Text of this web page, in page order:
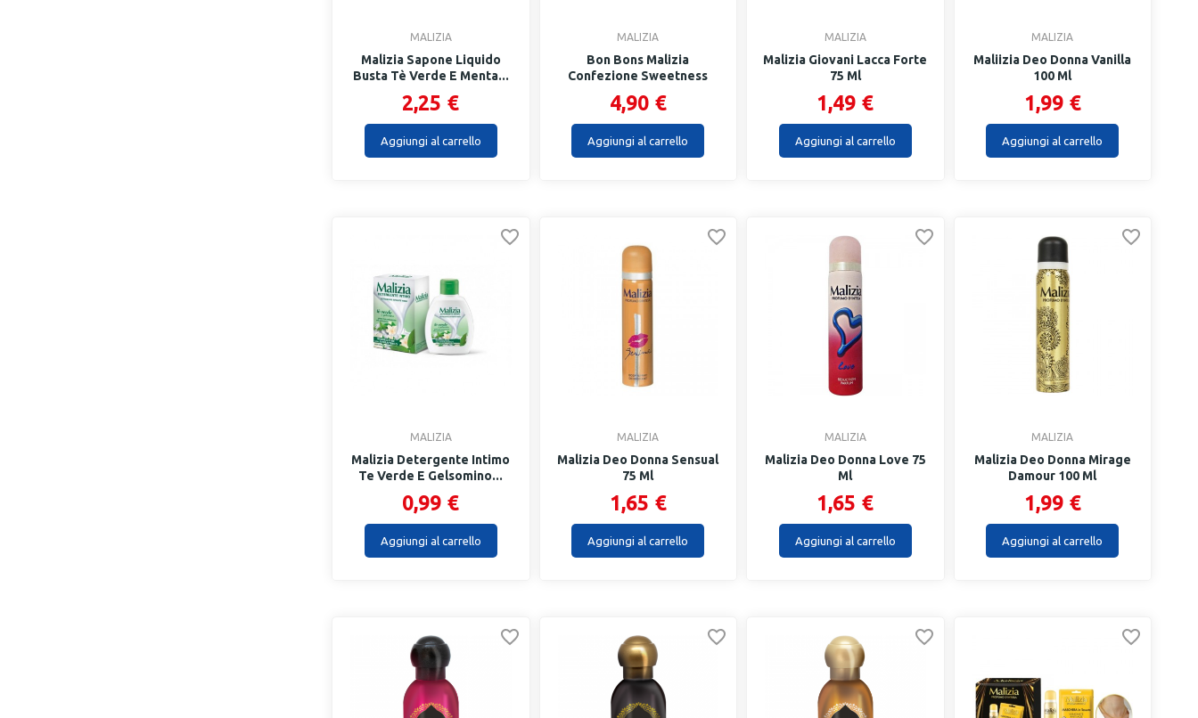
MALIZIA
Malizia Sapone Liquido
Busta Tè Verde E Menta...
2,25 €
Aggiungi al carrello
MALIZIA
Bon Bons Malizia
Confezione Sweetness
4,90 €
Aggiungi al carrello
MALIZIA
Malizia Giovani Lacca Forte
75 Ml
1,49 €
Aggiungi al carrello
MALIZIA
Maliizia Deo Donna Vanilla
100 Ml
1,99 €
Aggiungi al carrello
MALIZIA
Malizia Detergente Intimo
Te Verde E Gelsomino...
0,99 €
Aggiungi al carrello
MALIZIA
Malizia Deo Donna Sensual
75 Ml
1,65 €
Aggiungi al carrello
MALIZIA
Malizia Deo Donna Love 75
Ml
1,65 €
Aggiungi al carrello
MALIZIA
Malizia Deo Donna Mirage
Damour 100 Ml
1,99 €
Aggiungi al carrello